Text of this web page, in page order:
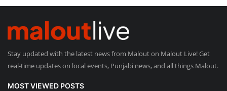
Stay updated with the latest news from Malout on Malout Live! Get
real-time updates on local events, Punjabi news, and all things Malout.
MOST VIEWED POSTS